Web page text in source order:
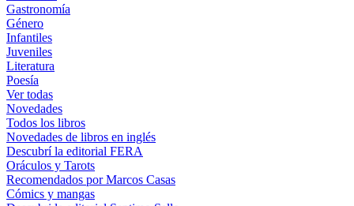
Gastronomía
Género
Infantiles
Juveniles
Literatura
Poesía
Ver todas
Novedades
Todos los libros
Novedades de libros en inglés
Descubrí la editorial FERA
Oráculos y Tarots
Recomendados por Marcos Casas
Cómics y mangas